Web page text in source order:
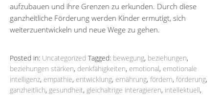
aufzubauen und ihre Grenzen zu erkunden. Durch diese
ganzheitliche Förderung werden Kinder ermutigt, sich
weiterzuentwickeln und neue Wege zu gehen.
Posted in: Uncategorized Tagged: bewegung, beziehungen,
beziehungen stärken, denkfähigkeiten, emotional, emotionale
intelligenz, empathie, entwicklung, ernährung, fördern, förderung,
ganzheitlich, gesundheit, gleichaltrige interagieren, intellektuell,